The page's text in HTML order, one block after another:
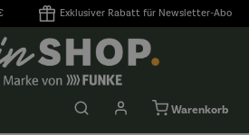
Exklusiver Rabatt für Newsletter-Abo
Warenkorb